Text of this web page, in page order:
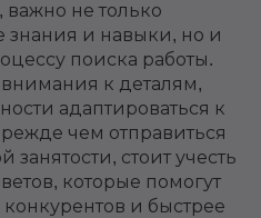
не только
знания и навыки, но и
поиска работы.
внимания к деталям,
адаптироваться к
чем отправиться
стоит учесть
которые помогут
и быстрее